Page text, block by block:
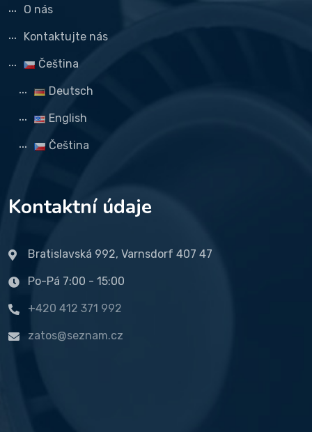
O nás
Kontaktujte nás
Čeština
Deutsch
English
Čeština
Kontaktní údaje
Bratislavská 992, Varnsdorf 407 47
Po-Pá 7:00 - 15:00
+420 412 371 992
zatos@seznam.cz